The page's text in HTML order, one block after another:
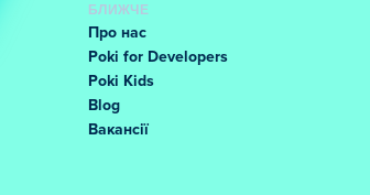
БЛИЖЧЕ
Про нас
Poki for Developers
Poki Kids
Blog
Вакансії